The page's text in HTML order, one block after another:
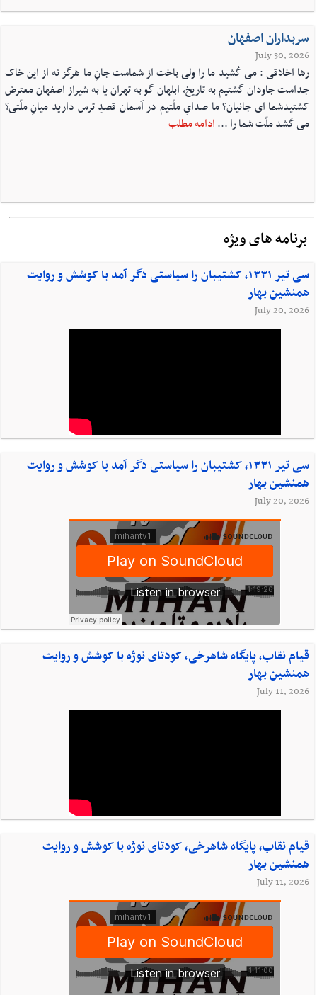
سربداران اصفهان
July 30, 2026
رها اخلاقی : می کُشید ما را ولی باخت از شماست جانِ ما هرگز نه از این خاک
جداست جاودان گشتیم به تاریخ، ابلهان گو به تهران یا به شیراز اصفهان معترض
کشتیدشما ای جانیان؟ ما صدایِ ملّتیم در آسمان قصدِ ترس دارید میانِ ملّتی؟
می کَشد ملّت شما را ...ادامه مطلب
برنامه های ویژه
سی تیر ۱۳۳۱، کشتیبان را سیاستی دگر آمد با کوشش و روایت
همنشین بهار
July 20, 2026
سی تیر ۱۳۳۱، کشتیبان را سیاستی دگر آمد با کوشش و روایت
همنشین بهار
July 20, 2026
قیام نقاب، پایگاه شاهرخی، کودتای نوژه با کوشش و روایت
همنشین بهار
July 11, 2026
قیام نقاب، پایگاه شاهرخی، کودتای نوژه با کوشش و روایت
همنشین بهار
July 11, 2026